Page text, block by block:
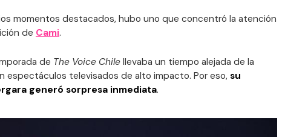
momentos destacados, hubo uno que concentró la atención
de Cami.
de The Voice Chile llevaba un tiempo alejada de la
espectáculos televisados de alto impacto. Por eso, su
generó sorpresa inmediata.